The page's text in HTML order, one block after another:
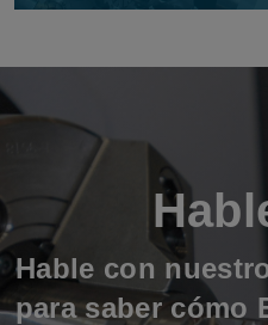
Hable con
para saber cómo